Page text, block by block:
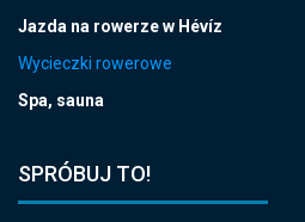
Jazda na rowerze w Hévíz
Wycieczki rowerowe
Spa, sauna
SPRÓBUJ TO!